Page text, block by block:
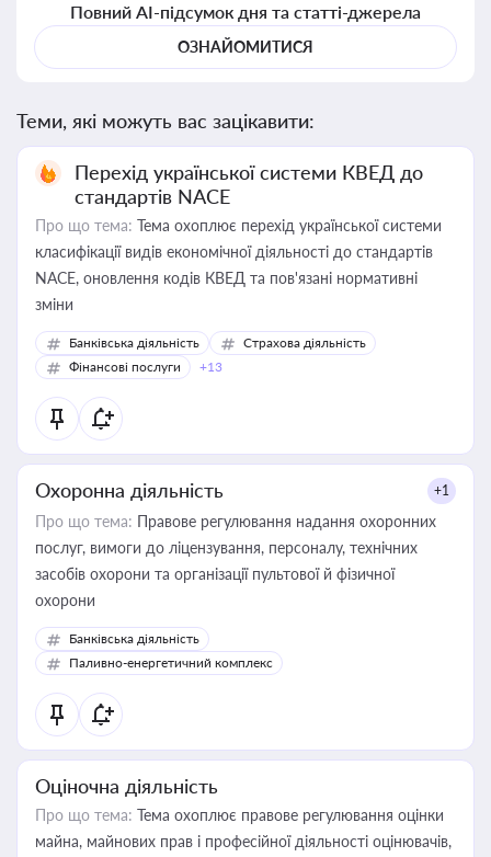
Повний AI-підсумок дня та статті-джерела
ОЗНАЙОМИТИСЯ
Теми, які можуть вас зацікавити:
Перехід української системи КВЕД до
стандартів NACE
Про що тема: Тема охоплює перехід української системи
класифікації видів економічної діяльності до стандартів
NACE, оновлення кодів КВЕД та пов'язані нормативні
зміни
Банківська діяльність
Страхова діяльність
Фінансові послуги
+13
Охоронна діяльність +1
Про що тема: Правове регулювання надання охоронних
послуг, вимоги до ліцензування, персоналу, технічних
засобів охорони та організації пультової й фізичної
охорони
Банківська діяльність
Паливно-енергетичний комплекс
Оціночна діяльність
Про що тема: Тема охоплює правове регулювання оцінки
майна, майнових прав і професійної діяльності оцінювачів,